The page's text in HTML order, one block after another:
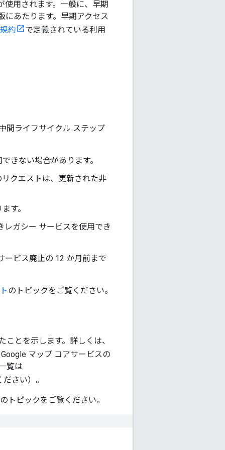
使用されます。一般に、早期
にあたります。早期アクセス
約
で定義されている利用
間ライフサイクル ステップ
きない場合があります。
クエストは、更新された非
す。
ガシー サービスを使用でき
ービス廃止の 12 か月前まで
のトピックをご覧ください。
とを示します。詳しくは、
マップ コアサービスの
覧は
さい）。
のトピックをご覧ください。